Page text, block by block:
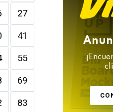
27
41
55
69
83